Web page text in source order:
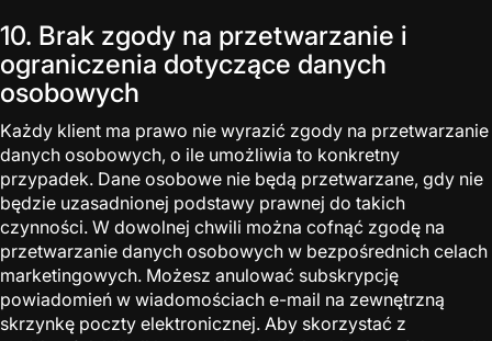
10. Brak zgody na przetwarzanie i
ograniczenia dotyczące danych
osobowych
Każdy klient ma prawo nie wyrazić zgody na przetwarzanie
danych osobowych, o ile umożliwia to konkretny
przypadek. Dane osobowe nie będą przetwarzane, gdy nie
będzie uzasadnionej podstawy prawnej do takich
czynności. W dowolnej chwili można cofnąć zgodę na
przetwarzanie danych osobowych w bezpośrednich celach
marketingowych. Możesz anulować subskrypcję
powiadomień w wiadomościach e-mail na zewnętrzną
skrzynkę poczty elektronicznej. Aby skorzystać z